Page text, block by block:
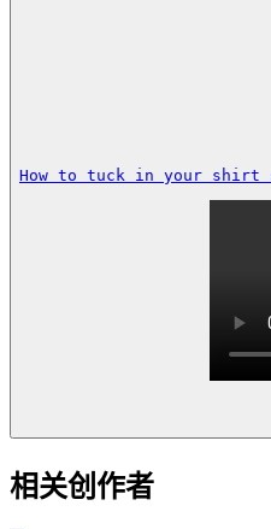
How to tuck in your shirt
相关创作者